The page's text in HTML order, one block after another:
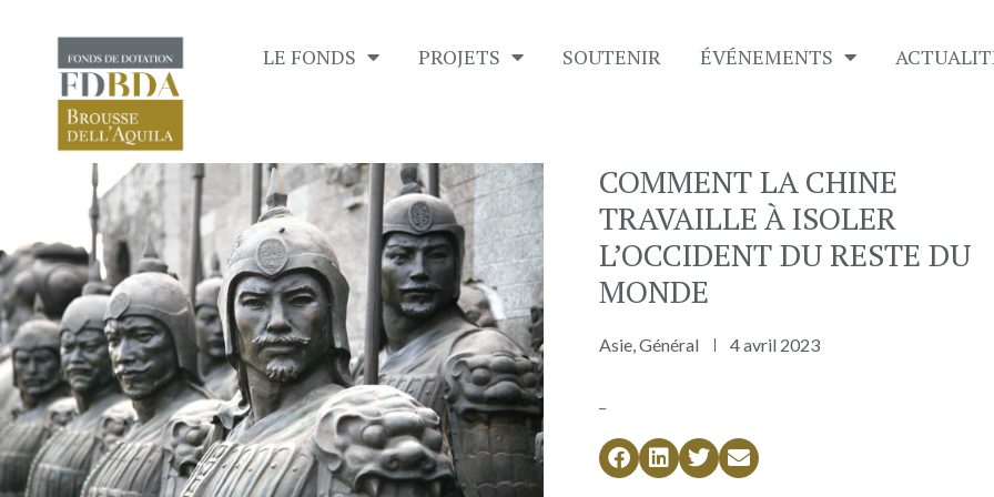
LE FONDS PROJETS SOUTENIR É​VÉNEMENTS
COMMENT LA CHINE
TRAVAILLE À ISOLER
L’OCCIDENT DU RESTE DU
MONDE
Asie,Général 4 avril 2023